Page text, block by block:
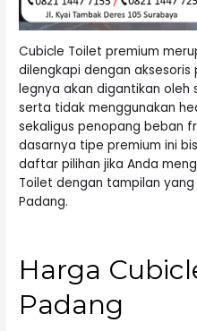
Cubicle Toilet premium
dilengkapi dengan
legnya akan digantikan oleh
serta tidak menggunakan
sekaligus penopang beban
dasarnya tipe premium ini
daftar pilihan jika Anda
Toilet dengan tampilan
Padang.
Harga
Padang